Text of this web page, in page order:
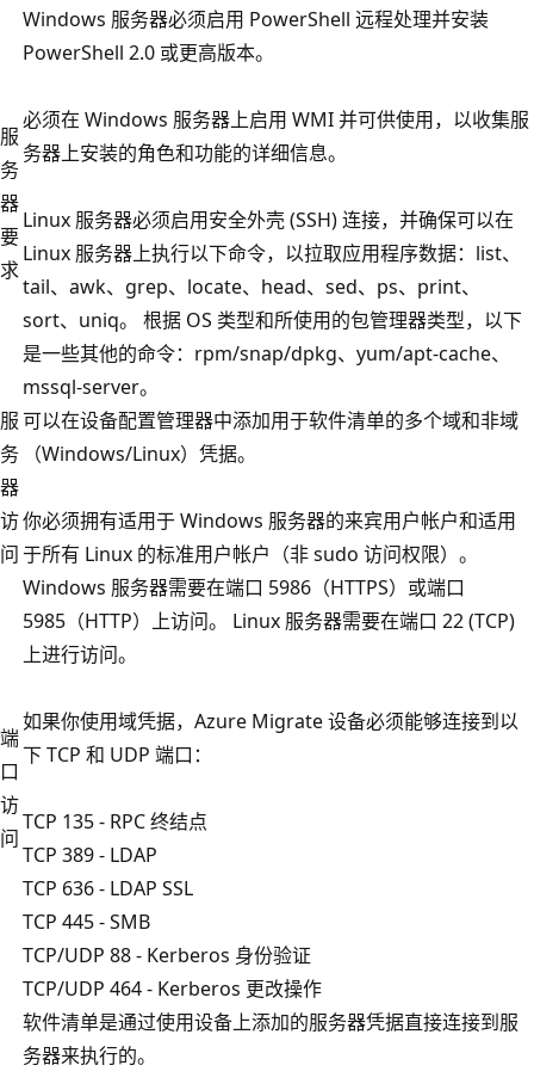
服
务
器
要
求
Windows 服务器必须启用 PowerShell 远程处理并安装
PowerShell 2.0 或更高版本。
必须在 Windows 服务器上启用 WMI 并可供使用，以收集服
务器上安装的角色和功能的详细信息。
Linux 服务器必须启用安全外壳 (SSH) 连接，并确保可以在
Linux 服务器上执行以下命令，以拉取应用程序数据：list、
tail、awk、grep、locate、head、sed、ps、print、
sort、uniq。 根据 OS 类型和所使用的包管理器类型，以下
是一些其他的命令：rpm/snap/dpkg、yum/apt-cache、
mssql-server。
服
务
器
访
问
可以在设备配置管理器中添加用于软件清单的多个域和非域
（Windows/Linux）凭据。
你必须拥有适用于 Windows 服务器的来宾用户帐户和适用
于所有 Linux 的标准用户帐户（非 sudo 访问权限）。
端
口
访
问
Windows 服务器需要在端口 5986（HTTPS）或端口
5985（HTTP）上访问。 Linux 服务器需要在端口 22 (TCP)
上进行访问。
如果你使用域凭据，Azure Migrate 设备必须能够连接到以
下 TCP 和 UDP 端口：
TCP 135 - RPC 终结点
TCP 389 - LDAP
TCP 636 - LDAP SSL
TCP 445 - SMB
TCP/UDP 88 - Kerberos 身份验证
TCP/UDP 464 - Kerberos 更改操作
软件清单是通过使用设备上添加的服务器凭据直接连接到服
务器来执行的。